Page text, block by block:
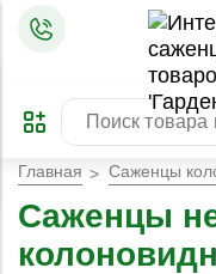
ПРЕДЗАКАЗ
Главная Саженцы
Саженцы